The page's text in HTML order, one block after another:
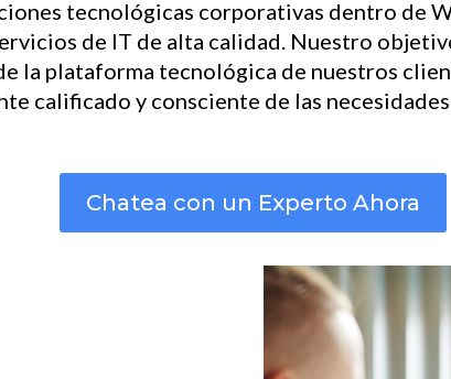
tecnológicas corporativas dentro de
de IT de alta calidad. Nuestro
la plataforma tecnológica de nuestros
calificado y consciente de las
Chatea con un Experto Ahora